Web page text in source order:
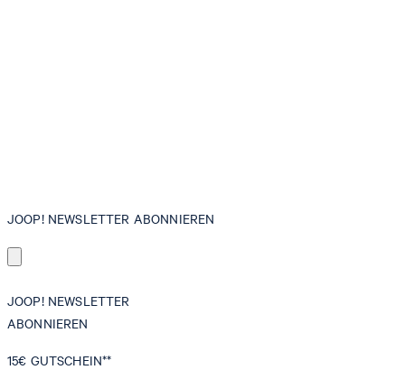
JOOP! NEWSLETTER ABONNIEREN
JOOP! NEWSLETTER
ABONNIEREN
15€ GUTSCHEIN**